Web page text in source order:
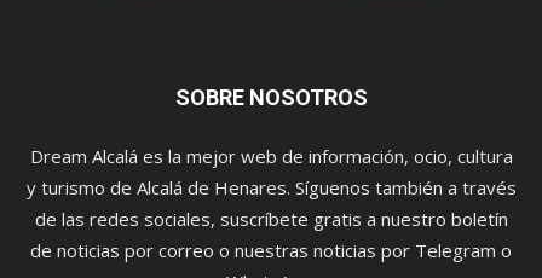
SOBRE NOSOTROS
Dream Alcalá es la mejor web de información, ocio, cultura
y turismo de Alcalá de Henares. Síguenos también a través
de las redes sociales, suscríbete gratis a nuestro boletín
de noticias por correo o nuestras noticias por Telegram o